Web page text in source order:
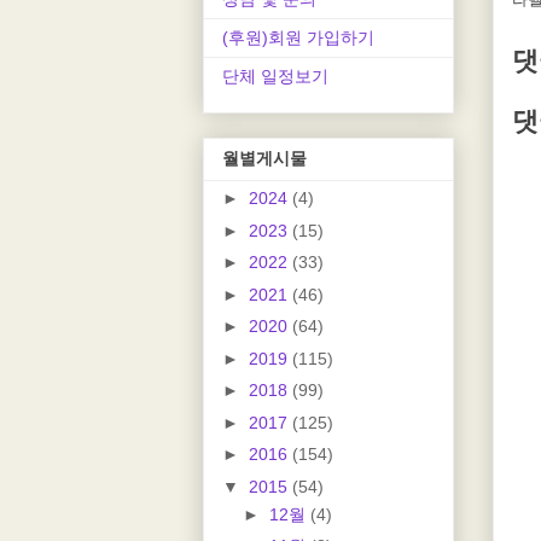
(후원)회원 가입하기
단체 일정보기
월별게시물
► 2024 (4)
► 2023 (15)
► 2022 (33)
► 2021 (46)
► 2020 (64)
► 2019 (115)
► 2018 (99)
► 2017 (125)
► 2016 (154)
▼ 2015 (54)
► 12월 (4)